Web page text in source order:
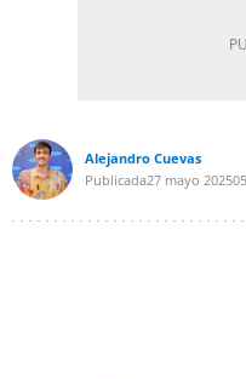
Alejandro Cuevas
Publicada27 mayo 2025